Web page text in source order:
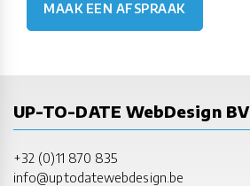
MAAK EEN AFSPRAAK
UP-TO-DATE WebDesign BV
+32 (0)11 870 835
info@uptodatewebdesign.be